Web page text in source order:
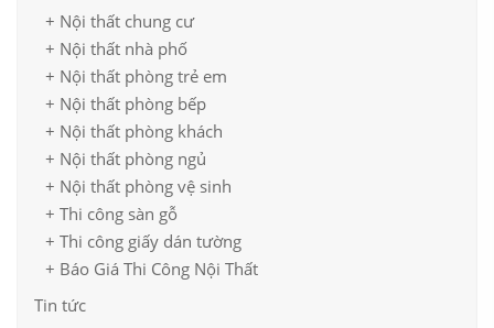
+ Nội thất chung cư
+ Nội thất nhà phố
+ Nội thất phòng trẻ em
+ Nội thất phòng bếp
+ Nội thất phòng khách
+ Nội thất phòng ngủ
+ Nội thất phòng vệ sinh
+ Thi công sàn gỗ
+ Thi công giấy dán tường
+ Báo Giá Thi Công Nội Thất
Tin tức